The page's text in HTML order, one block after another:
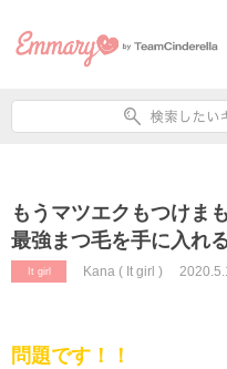
もうマツエクもつけま
最強まつ毛を手に入
It girl Kana ( It girl )
問題です！！